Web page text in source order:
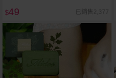
$49 已銷售2,377